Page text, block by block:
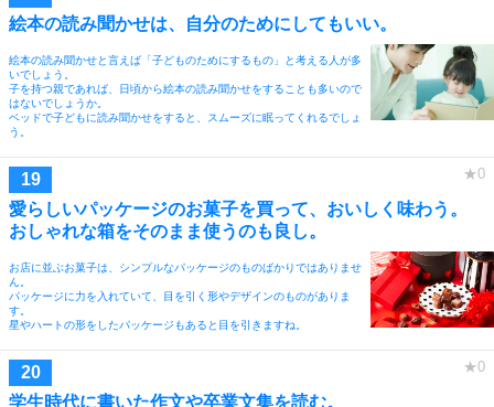
絵本の読み聞かせは、自分のためにしてもいい。
絵本の読み聞かせと言えば「子どものためにするもの」と考える人が多
いでしょう。
子を持つ親であれば、日頃から絵本の読み聞かせをすることも多いので
はないでしょうか。
ベッドで子どもに読み聞かせをすると、スムーズに眠ってくれるでしょ
う。
愛らしいパッケージのお菓子を買って、おいしく味わう。
おしゃれな箱をそのまま使うのも良し。
お店に並ぶお菓子は、シンプルなパッケージのものばかりではありませ
ん。
パッケージに力を入れていて、目を引く形やデザインのものがありま
す。
星やハートの形をしたパッケージもあると目を引きますね。
学生時代に書いた作文や卒業文集を読む。